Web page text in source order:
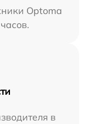
Optoma
в